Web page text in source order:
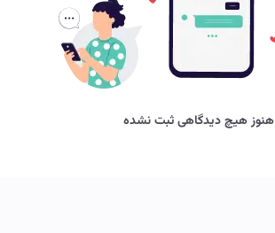
هنوز هیچ دیدگاهی ثبت نشده